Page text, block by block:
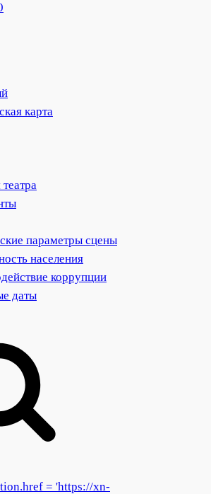
карта
параметры сцены
населения
коррупции
даты